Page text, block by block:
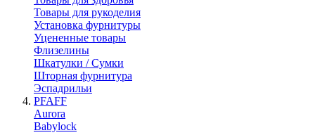
Товары для рукоделия
Установка фурнитуры
Уцененные товары
Флизелины
Шкатулки / Сумки
Шторная фурнитура
Эспадрильи
PFAFF
Aurora
Babylock